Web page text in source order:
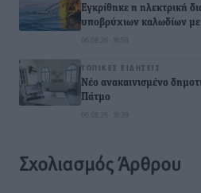
Εγκρίθηκε η ηλεκτρική
υποβρύχιων καλωδίων
ΤΟΠΙΚΈΣ ΕΙΔΉΣΕΙΣ
Νέο ανακαινισμένο
Πάτμο
Σχολιασμός Άρθρου